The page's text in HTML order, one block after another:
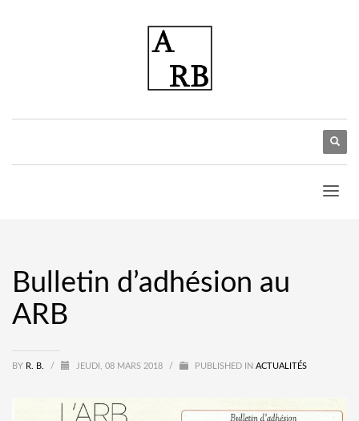
Bulletin d’adhésion au
ARB
BY R. B. / JEUDI, 08 MARS 2018 / PUBLISHED IN ACTUALITÉS